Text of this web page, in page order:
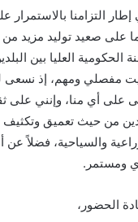
التزامنا
على صعيد توليد مزيد من
الحكومية العليا بين
مفصلي ومهم، إذ نسعى
على أي منا، وإنني على
من حيث تعميق وتكثيف
والسياحية، فضلاً عن
ومستمر.
الحضور،